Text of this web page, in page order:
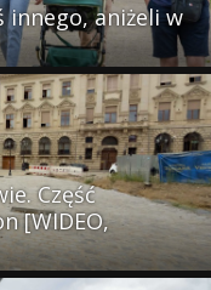
innego, aniżeli w
Część
[WIDEO,